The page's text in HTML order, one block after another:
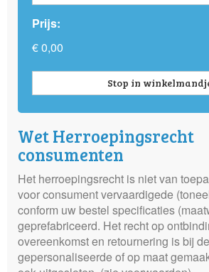
Prijs:
€ 0,00
Stop in
Wet Herroepingsrecht
consumenten
Het herroepingsrecht is niet van
voor consument vervaardigede
conform uw bestel specificaties
geprefabriceerd. Het recht op
overeenkomst en retournering is bij
gepersonaliseerde of op maat